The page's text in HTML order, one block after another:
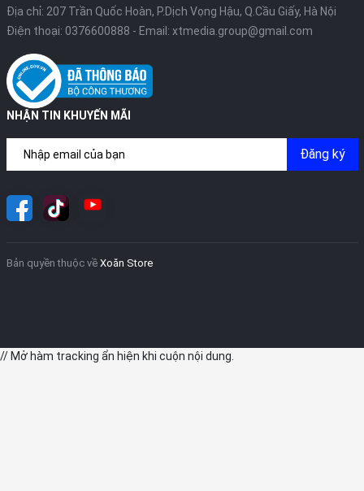
Địa chỉ: 207 Trần Quốc Hoàn, P.Dịch Vọng Hậu, Q.Cầu Giấy, Hà Nội
Điện thoại: 0376600888 - Email: xtmedia.group@gmail.com
NHẬN TIN KHUYẾN MÃI
Đăng ký
Bản quyền thuộc về Xoăn Store
// Mở hàm tracking ẩn hiện khi cuộn nội dung.